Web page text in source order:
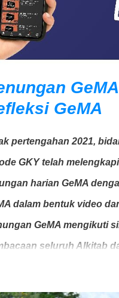
GeMA
pertengahan 2021,
GKY telah
harian GeMA
dalam bentuk video
GeMA mengikuti
seluruh Alkitab